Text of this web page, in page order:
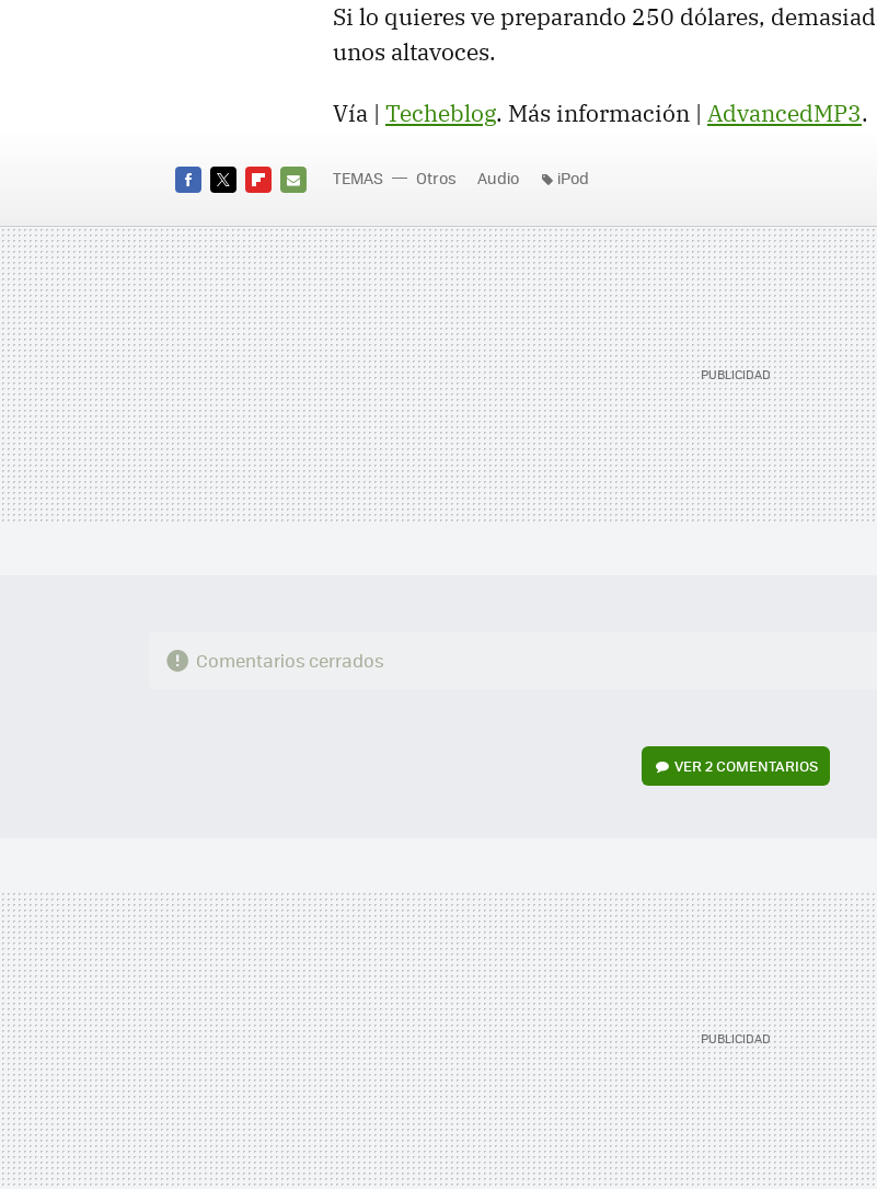
Si lo quieres ve preparando 250 dólares,
unos altavoces.
Vía | Techeblog. Más información | AdvancedMP3.
MAIL
TEMAS Otros Audio iPod
Comentarios cerrados
VER2 COMENTARIOS